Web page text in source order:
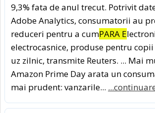
9,3% fata de anul trecut. Potrivit
Adobe Analytics, consumatorii au
reduceri pentru a cumPARA E
electrocasnice, produse pentru
uz zilnic, transmite Reuters. ... Mai
Amazon Prime Day arata un
mai prudent: vanzarile...